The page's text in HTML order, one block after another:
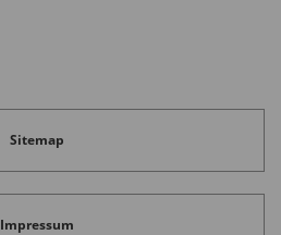
Sitemap
Impressum